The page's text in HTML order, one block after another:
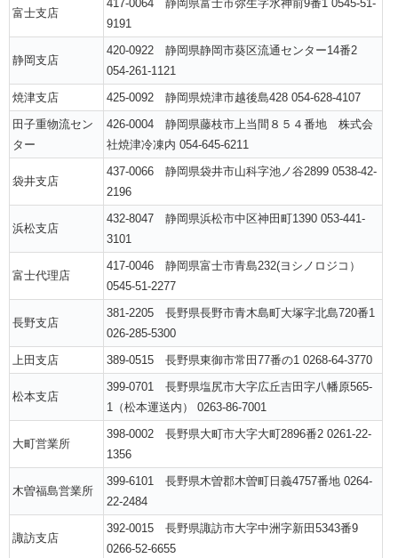
富士支店
417-0064 静岡県富士市弥生字水神前9番1 0545-51-
9191
静岡支店
420-0922 静岡県静岡市葵区流通センター14番2
054-261-1121
焼津支店
425-0092 静岡県焼津市越後島428 054-628-4107
田子重物流セン
ター
426-0004 静岡県藤枝市上当間８５４番地 株式会
社焼津冷凍内 054-645-6211
袋井支店
437-0066 静岡県袋井市山科字池ノ谷2899 0538-42-
2196
浜松支店
432-8047 静岡県浜松市中区神田町1390 053-441-
3101
富士代理店
417-0046 静岡県富士市青島232(ヨシノロジコ）
0545-51-2277
長野支店
381-2205 長野県長野市青木島町大塚字北島720番1
026-285-5300
上田支店
389-0515 長野県東御市常田77番の1 0268-64-3770
松本支店
399-0701 長野県塩尻市大字広丘吉田字八幡原565-
1（松本運送内） 0263-86-7001
大町営業所
398-0002 長野県大町市大字大町2896番2 0261-22-
1356
木曽福島営業所
399-6101 長野県木曽郡木曽町日義4757番地 0264-
22-2484
諏訪支店
392-0015 長野県諏訪市大字中洲字新田5343番9
0266-52-6655